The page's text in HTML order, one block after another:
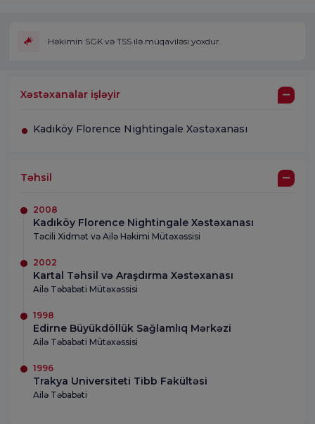
Həkimin SGK və TSS ilə müqaviləsi yoxdur.
Xəstəxanalar işləyir
Kadıköy Florence Nightingale Xəstəxanası
Təhsil
2008
Kadıköy Florence Nightingale Xəstəxanası
Təcili Xidmət və Ailə Həkimi Mütəxəssisi
2002
Kartal Təhsil və Araşdırma Xəstəxanası
Ailə Təbabəti Mütəxəssisi
1998
Edirne Büyükdöllük Sağlamlıq Mərkəzi
Ailə Təbabəti Mütəxəssisi
1996
Trakya Universiteti Tibb Fakültəsi
Ailə Təbabəti